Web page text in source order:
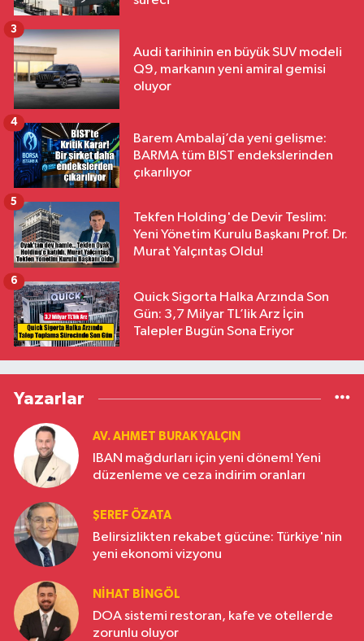
Audi tarihinin en büyük SUV modeli
Q9, markanın yeni amiral gemisi
oluyor
3
Barem Ambalaj’da yeni gelişme:
BARMA tüm BIST endekslerinden
çıkarılıyor
4
Tekfen Holding'de Devir Teslim:
Yeni Yönetim Kurulu Başkanı Prof. Dr.
Murat Yalçıntaş Oldu!
5
Quick Sigorta Halka Arzında Son
Gün: 3,7 Milyar TL’lik Arz İçin
Talepler Bugün Sona Eriyor
6
Yazarlar
AV. AHMET BURAK YALÇIN
IBAN mağdurları için yeni dönem! Yeni
düzenleme ve ceza indirim oranları
ŞEREF ÖZATA
Belirsizlikten rekabet gücüne: Türkiye'nin
yeni ekonomi vizyonu
NIHAT BINGÖL
DOA sistemi restoran, kafe ve otellerde
zorunlu oluyor